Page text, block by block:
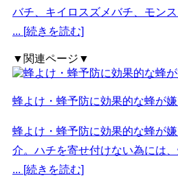
バチ、キイロスズメバチ、モン
... [続きを読む]
▼関連ページ▼
蜂よけ・蜂予防に効果的な蜂が
蜂よけ・蜂予防に効果的な蜂が
介。ハチを寄せ付けない為には
... [続きを読む]